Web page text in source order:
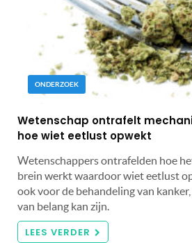
ONDERZOEK
Wetenschap ontrafelt
hoe wiet eetlust opwekt
Wetenschappers ontrafelden hoe
brein werkt waardoor wiet eetlust
ook voor de behandeling van
van belang kan zijn.
LEES VERDER